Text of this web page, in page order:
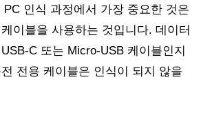
PC 인식 과정에서 가장 중요한 것은
이블을 사용하는 것입니다. 데이터
C 또는 Micro-USB 케이블인지
전용 케이블은 인식이 되지 않을